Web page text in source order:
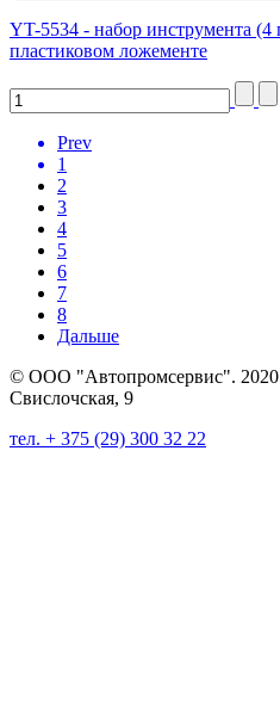
YT-5534 - набор инструмента (4
пластиковом ложементе
Prev
1
2
3
4
5
6
7
8
Дальше
© ООО "Автопромсервис". 2020
Свислочская, 9
тел. + 375 (29) 300 32 22